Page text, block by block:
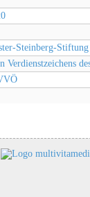
Steinberg-Stiftung
Verdienstzeichens